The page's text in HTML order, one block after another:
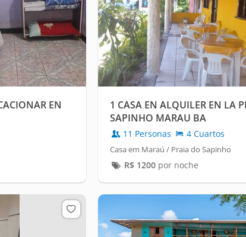
EN
1 CASA EN ALQUILER EN LA
SAPINHO MARAU BA
11 Personas 4 Cuartos
Casa em Maraú / Praia do Sapinho
R$ 1200por noche